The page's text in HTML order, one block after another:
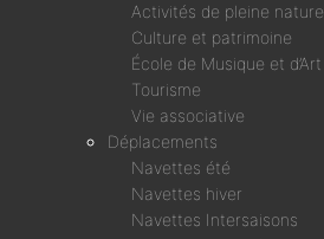
Activités de pleine nature
Culture et patrimoine
École de Musique et d’Art
Tourisme
Vie associative
Déplacements
Navettes été
Navettes hiver
Navettes Intersaisons